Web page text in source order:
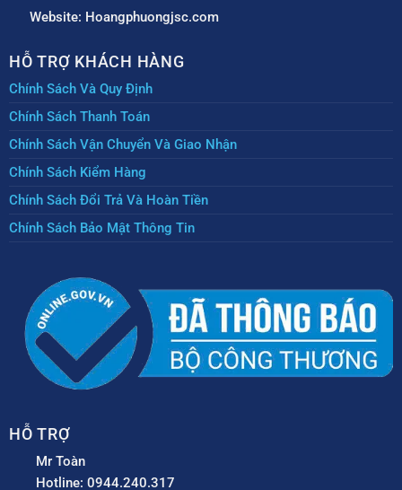
Website: Hoangphuongjsc.com
HỖ TRỢ KHÁCH HÀNG
Chính Sách Và Quy Định
Chính Sách Thanh Toán
Chính Sách Vận Chuyển Và Giao Nhận
Chính Sách Kiểm Hàng
Chính Sách Đổi Trả Và Hoàn Tiền
Chính Sách Bảo Mật Thông Tin
HỖ TRỢ
Mr Toàn
Hotline: 0944.240.317